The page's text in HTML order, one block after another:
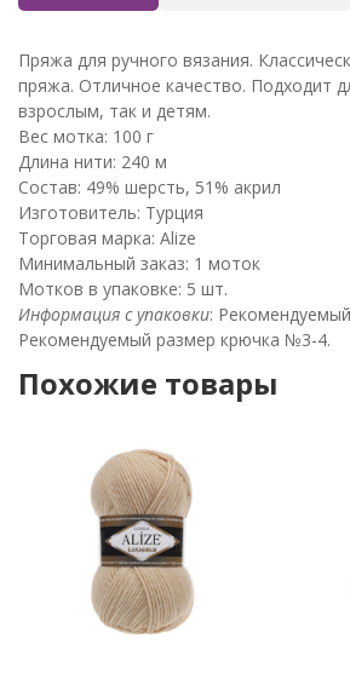
Пряжа для ручного вязания.
пряжа. Отличное качество. Подходит
взрослым, так и детям.
Вес мотка: 100 г
Длина нити: 240 м
Состав: 49% шерсть, 51% акрил
Изготовитель: Турция
Торговая марка: Alize
Минимальный заказ: 1 моток
Мотков в упаковке: 5 шт.
Информация с упаковки:
Рекомендуемый размер крючка №3-4.
Похожие товары